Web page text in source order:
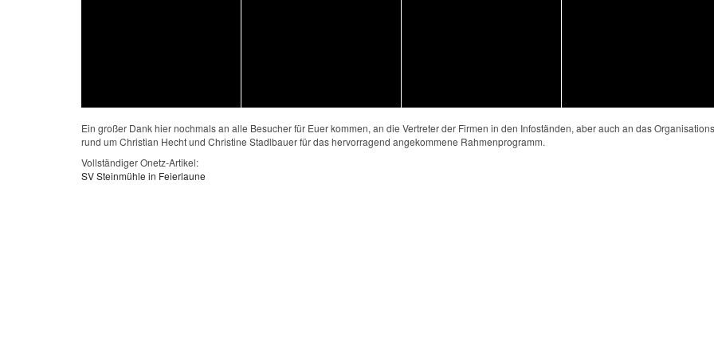
Ein großer Dank hier nochmals an alle Besucher für Euer kommen, an die Vertreter der Firmen in den Infoständen, aber auch an das
rund um Christian Hecht und Christine Stadlbauer für das hervorragend angekommene Rahmenprogramm.
Vollständiger Onetz-Artikel:
SV Steinmühle in Feierlaune